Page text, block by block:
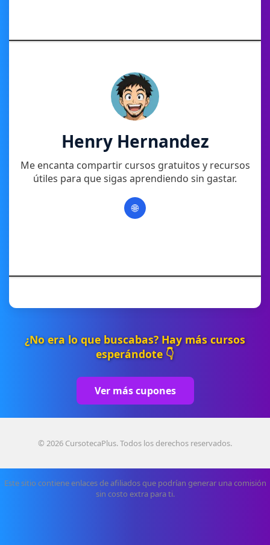
Henry Hernandez
Me encanta compartir cursos gratuitos y recursos
útiles para que sigas aprendiendo sin gastar.
🌐
¿No era lo que buscabas? Hay más cursos
esperándote 👇
Ver más cupones
© 2026 CursotecaPlus. Todos los derechos reservados.
Este sitio contiene enlaces de afiliados que podrían generar una comisión
sin costo extra para ti.